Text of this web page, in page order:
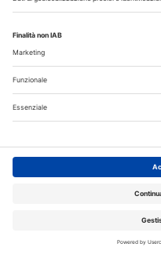
Organizzazione e
lavoro in laboratorio
Uno studio evidenzia
Management e
l'organizzazione dei
errori, stress e tempi...
Fumo e sigarette
conseguenze per